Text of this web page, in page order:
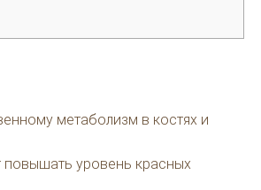
метаболизм в костях и
уровень красных